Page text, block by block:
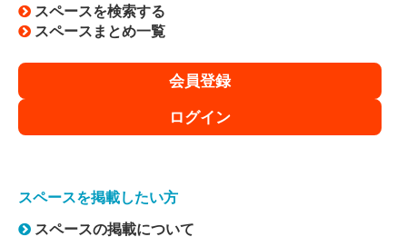
スペースを検索する
スペースまとめ一覧
会員登録
ログイン
スペースを掲載したい方
スペースの掲載について